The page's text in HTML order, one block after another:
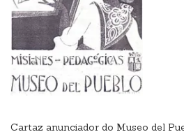
Cartaz anunciador do Museo del